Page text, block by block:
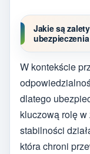
Jakie są
W kontekście
dlatego
kluczową rolę
stabilności
która chroni